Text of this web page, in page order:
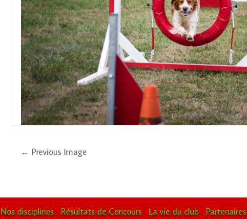
← Previous Image
Nos disciplines Résultats de Concours La vie du club